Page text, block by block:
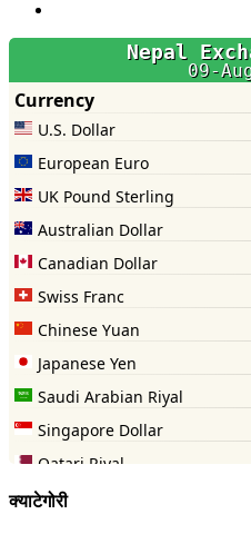
क्याटेगोरी